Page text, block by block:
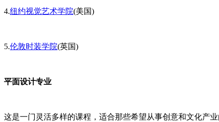
4.纽约视觉艺术学院(美国)
5.伦敦时装学院(英国)
平面设计专业
这是一门灵活多样的课程，适合那些希望从事创意和文化产